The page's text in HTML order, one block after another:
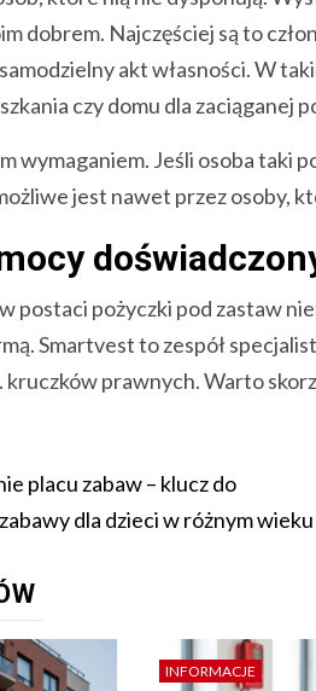
dobrem. Najczęściej są to
akt własności. W
czy domu dla zaciąganej
wymaganiem. Jeśli osoba taki
jest nawet przez osoby,
postaci pożyczki pod zastaw
Smartvest to zespół
prawnych. Warto
placu zabaw – klucz do
dla dzieci w różnym wieku
INFORMACJE